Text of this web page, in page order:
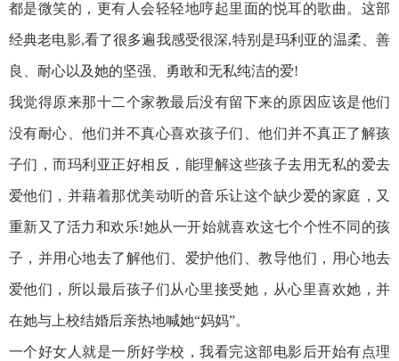
都是微笑的，更有人会轻轻地哼起里面的悦耳的歌曲。这部
经典老电影,看了很多遍我感受很深,特别是玛利亚的温柔、善
良、耐心以及她的坚强、勇敢和无私纯洁的爱!
我觉得原来那十二个家教最后没有留下来的原因应该是他们
没有耐心、他们并不真心喜欢孩子们、他们并不真正了解孩
子们，而玛利亚正好相反，能理解这些孩子去用无私的爱去
爱他们，并藉着那优美动听的音乐让这个缺少爱的家庭，又
重新又了活力和欢乐!她从一开始就喜欢这七个个性不同的孩
子，并用心地去了解他们、爱护他们、教导他们，用心地去
爱他们，所以最后孩子们从心里接受她，从心里喜欢她，并
在她与上校结婚后亲热地喊她“妈妈”。
一个好女人就是一所好学校，我看完这部电影后开始有点理